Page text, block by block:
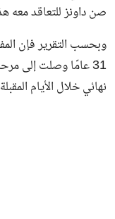
صن داونز للتعاقد معه
وبحسب التقرير فإن
31 عامًا وصلت إلى
نهائي خلال الأيام